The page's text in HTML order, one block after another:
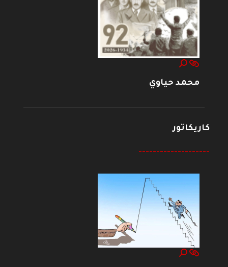
محمد حياوي
كاريكاتور
--------------------